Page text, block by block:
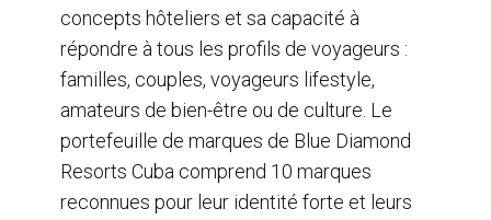
concepts hôteliers et sa capacité à
répondre à tous les profils de voyageurs :
familles, couples, voyageurs lifestyle,
amateurs de bien-être ou de culture. Le
portefeuille de marques de Blue Diamond
Resorts Cuba comprend 10 marques
reconnues pour leur identité forte et leurs